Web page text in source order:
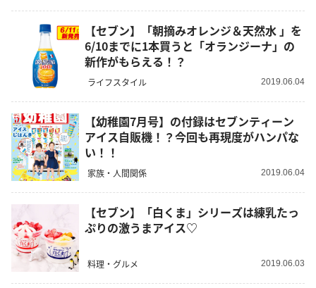
【セブン】「朝摘みオレンジ＆天然水 」を
6/10までに1本買うと「オランジーナ」の
新作がもらえる！？
ライフスタイル 2019.06.04
【幼稚園7月号】の付録はセブンティーン
アイス自販機！？今回も再現度がハンパな
い！！
家族・人間関係 2019.06.04
【セブン】「白くま」シリーズは練乳たっ
ぷりの激うまアイス♡
料理・グルメ 2019.06.03